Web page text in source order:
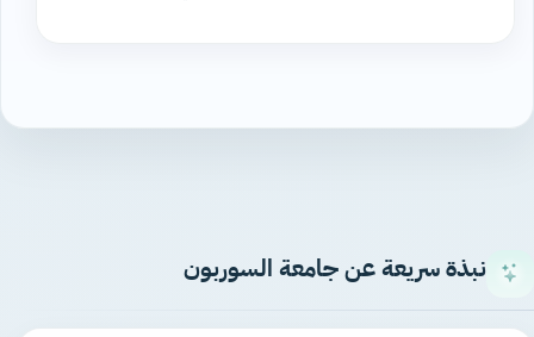
نبذة سريعة عن جامعة السوربون